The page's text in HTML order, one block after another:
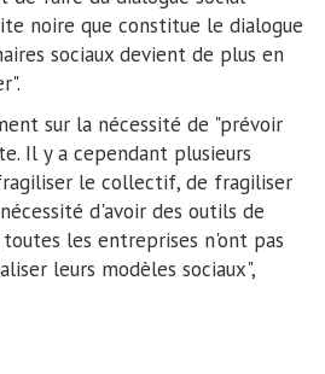
noire que constitue le dialogue
sociaux devient de plus en
sur la nécessité de "prévoir
Il y a cependant plusieurs
le collectif, de fragiliser
d'avoir des outils de
les entreprises n'ont pas
leurs modèles sociaux",